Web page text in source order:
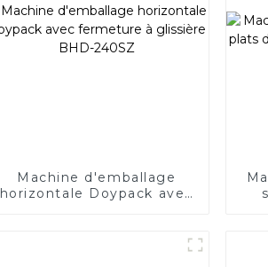
Machine d'emballage
horizontale Doypack avec